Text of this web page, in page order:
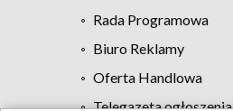
Rada Programowa
Biuro Reklamy
Oferta Handlowa
Telegazeta ogłoszenia